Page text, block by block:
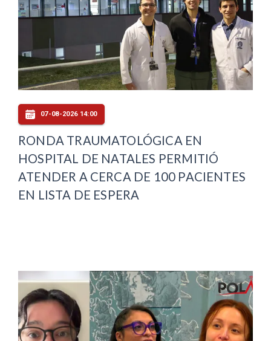
07-08-2026 14:00
RONDA TRAUMATOLÓGICA EN
HOSPITAL DE NATALES PERMITIÓ
ATENDER A CERCA DE 100 PACIENTES
EN LISTA DE ESPERA